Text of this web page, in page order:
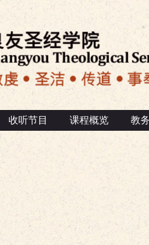
收听节目 课程概览 教